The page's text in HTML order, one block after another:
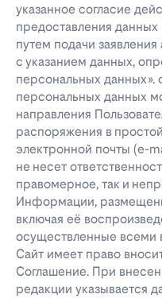
указанное согласие
предоставления
путем подачи
с указанием данных,
персональных данных».
персональных данных
направления
распоряжения в
электронной почты (e-
не несет
правомерное, так и
Информации,
включая её
осуществленные
Сайт имеет право
Соглашение. При
редакции указывается